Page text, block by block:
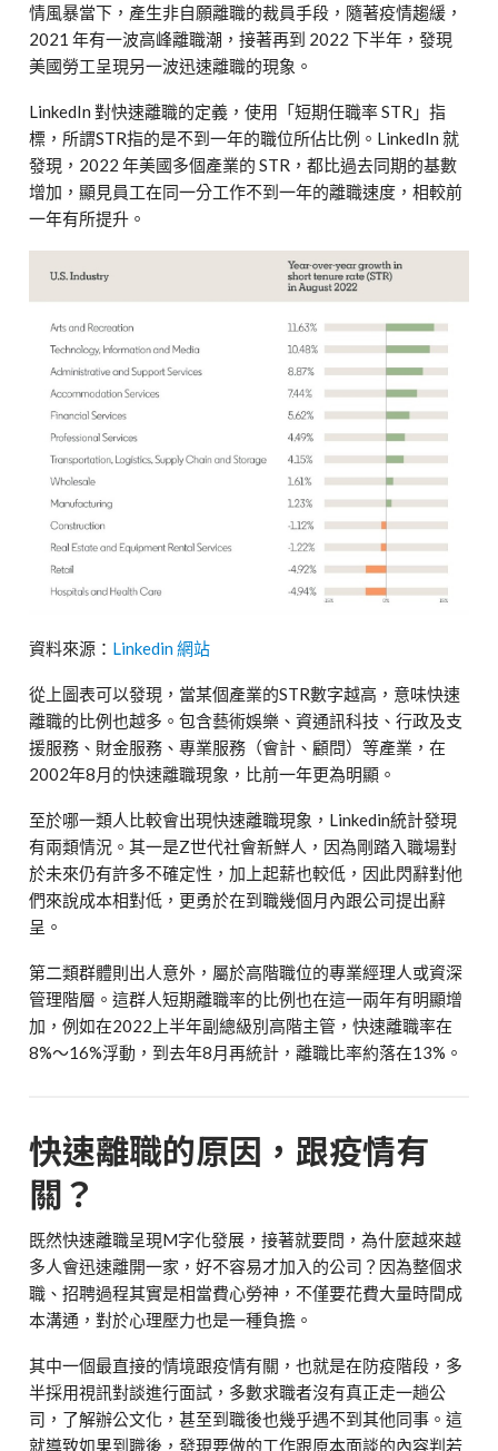
情風暴當下，產生非自願離職的裁員手段，隨著疫情趨緩，
2021 年有一波高峰離職潮，接著再到 2022 下半年，發現
美國勞工呈現另一波迅速離職的現象。
LinkedIn 對快速離職的定義，使用「短期任職率 STR」指
標，所謂STR指的是不到一年的職位所佔比例。LinkedIn 就
發現，2022 年美國多個產業的 STR，都比過去同期的基數
增加，顯見員工在同一分工作不到一年的離職速度，相較前
一年有所提升。
資料來源： Linkedin 網站
從上圖表可以發現，當某個產業的STR數字越高，意味快速
離職的比例也越多。包含藝術娛樂、資通訊科技、行政及支
援服務、財金服務、專業服務（會計、顧問）等產業，在
2002年8月的快速離職現象，比前一年更為明顯。
至於哪一類人比較會出現快速離職現象，Linkedin統計發現
有兩類情況。其一是Z世代社會新鮮人，因為剛踏入職場對
於未來仍有許多不確定性，加上起薪也較低，因此閃辭對他
們來說成本相對低，更勇於在到職幾個月內跟公司提出辭
呈。
第二類群體則出人意外，屬於高階職位的專業經理人或資深
管理階層。這群人短期離職率的比例也在這一兩年有明顯增
加，例如在2022上半年副總級別高階主管，快速離職率在
8%～16%浮動，到去年8月再統計，離職比率約落在13%。
快速離職的原因，跟疫情有
關？
既然快速離職呈現M字化發展，接著就要問，為什麼越來越
多人會迅速離開一家，好不容易才加入的公司？因為整個求
職、招聘過程其實是相當費心勞神，不僅要花費大量時間成
本溝通，對於心理壓力也是一種負擔。
其中一個最直接的情境跟疫情有關，也就是在防疫階段，多
半採用視訊對談進行面試，多數求職者沒有真正走一趟公
司，了解辦公文化，甚至到職後也幾乎遇不到其他同事。這
就導致如果到職後，發現要做的工作跟原本面談的內容判若